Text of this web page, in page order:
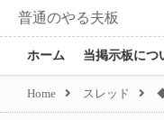
普通のやる夫板
ホーム 当掲示板につ
Home スレッド